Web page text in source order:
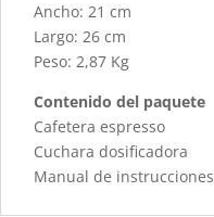
Ancho: 21 cm
Largo: 26 cm
Peso: 2,87 Kg
Contenido del paquete
Cafetera espresso
Cuchara dosificadora
Manual de instrucciones